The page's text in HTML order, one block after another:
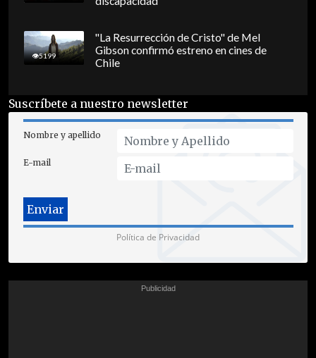
5199
"La Resurrección de Cristo" de Mel
Gibson confirmó estreno en cines de
Chile
Suscríbete a nuestro newsletter
Nombre y apellido
E-mail
Política de Privacidad